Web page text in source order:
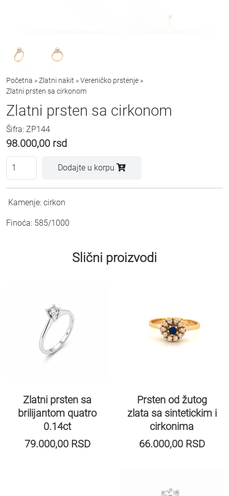
Početna »Zlatni nakit »Vereničko prstenje »
Zlatni prsten sa cirkonom
Zlatni prsten sa cirkonom
Šifra: ZP144
98.000,00 rsd
Dodajte u korpu
Kamenje: cirkon
Finoća: 585/1000
Slični proizvodi
Zlatni prsten sa
brilijantom quatro
0.14ct
79.000,00 RSD
Prsten od žutog
zlata sa sintetickim i
cirkonima
66.000,00 RSD